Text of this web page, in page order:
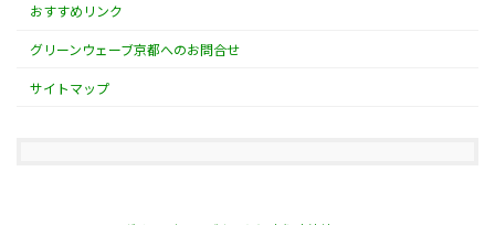
おすすめリンク
グリーンウェーブ京都へのお問合せ
サイトマップ